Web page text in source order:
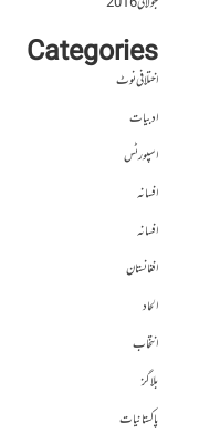
Categories
اختلافی نوٹ
ادبیات
اسپورٹس
افسانہ
افسانہ
افغانستان
الحاد
انتخاب
بلاگز
پاکستانیات